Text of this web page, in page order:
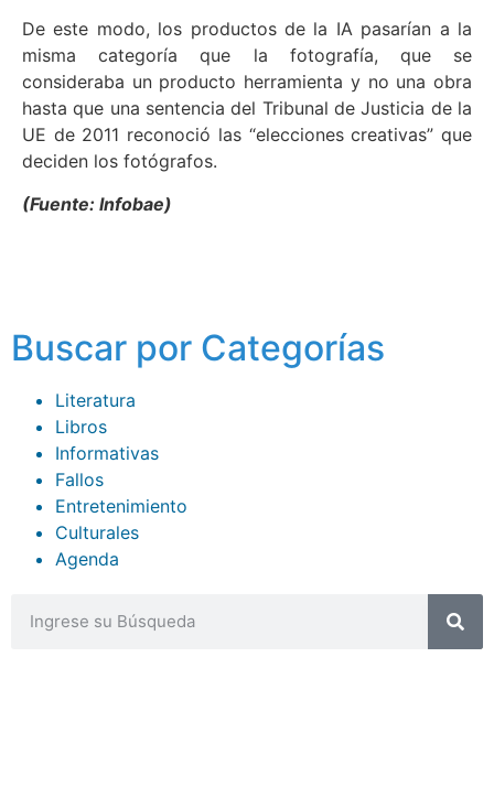
De este modo, los productos de la IA pasarían a la
misma categoría que la fotografía, que se
consideraba un producto herramienta y no una obra
hasta que una sentencia del Tribunal de Justicia de la
UE de 2011 reconoció las “elecciones creativas” que
deciden los fotógrafos.
(Fuente: Infobae)
Buscar por Categorías
Literatura
Libros
Informativas
Fallos
Entretenimiento
Culturales
Agenda